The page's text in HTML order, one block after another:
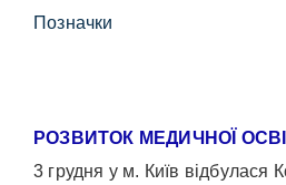
Позначки
РОЗВИТОК МЕДИЧНОЇ
3 грудня у м. Київ відбулася